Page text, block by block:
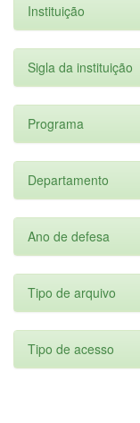
Instituição
Sigla da instituição
Programa
Departamento
Ano de defesa
Tipo de arquivo
Tipo de acesso